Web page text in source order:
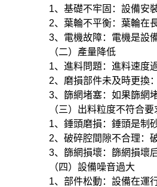
1、基礎不牢固：設備安
2、葉輪不平衡：葉輪在
3、電機故障：電機是設
（二）產量降低
1、進料問題：進料速度
2、磨損部件未及時更換
3、篩網堵塞：如果篩網
（三）出料粒度不符合要
1、錘頭磨損：錘頭是制
2、破碎腔間隙不合理：
3、篩網損壞：篩網損壞
（四）設備噪音過大
1、部件松動：設備在運